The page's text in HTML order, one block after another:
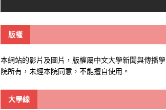
版權
本網站的影片及圖片，版權屬中文大學新聞與傳播學
院所有，未經本院同意，不能擅自使用。
大學線